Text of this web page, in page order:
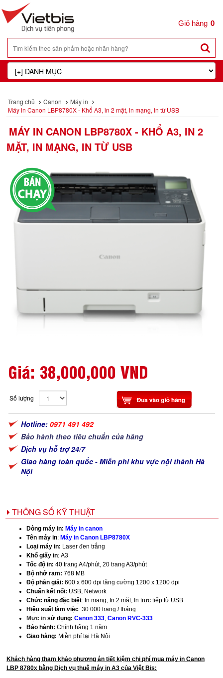
0
Trang chủ Canon
Máy in
Máy in Canon LBP8780X - Khổ A3, in 2 mặt, in mạng, in từ USB
MÁY IN CANON LBP8780X - KHỔ A3, IN 2
MẶT, IN MẠNG, IN TỪ USB
Giá: 38,000,000 VND
Số lượng
Hotline: 0971 491 492
Bảo hành theo tiêu chuẩn của hãng
Dịch vụ hỗ trợ 24/7
Giao hàng toàn quốc - Miễn phí khu vực nội thành Hà
Nội
THÔNG SỐ KỸ THUẬT
Dòng máy in: Máy in canon
Tên máy in: Máy in Canon LBP8780X
Loại máy in: Laser đen trắng
Khổ giấy in: A3
Tốc độ in: 40 trang A4/phút, 20 trang A3/phút
Bộ nhớ ram: 768 MB
Độ phân giải: 600 x 600 dpi tăng cường 1200 x 1200 dpi
Chuẩn kết nối: USB, Network
Chức năng đặc biệt: In mạng, In 2 mặt, In trực tiếp từ USB
Hiệu suất làm việc: 30.000 trang / tháng
Mực in sử dụng: Canon 333 Canon RVC-333
Bảo hành: Chính hãng 1 năm
Giao hàng: Miễn phí tại Hà Nội
Khách hàng tham khảo phương án tiết kiệm chi phí mua máy in Canon
LBP 8780x bằng Dịch vụ thuê máy in A3 của Việt Bis: